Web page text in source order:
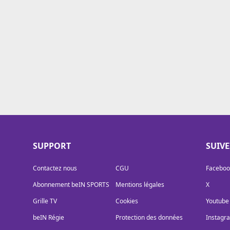
SUPPORT
Contactez nous
Abonnement beIN SPORTS
Grille TV
beIN Régie
CGU
Mentions légales
Cookies
Protection des données
X
Youtube